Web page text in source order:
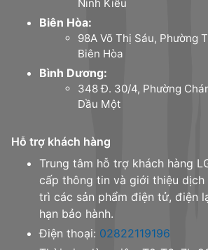
Ninh Kiều
Biên Hòa:
98A Võ Thị Sáu, Phường
Biên Hòa
Bình Dương:
348 Đ. 30/4, Phường
Dầu Một
Hỗ trợ khách hàng
Trung tâm hỗ trợ khách hàng
cấp thông tin và giới thiệu dịch
trì các sản phẩm điện tử, điện
hạn bảo hành.
Điện thoại: 02822119196